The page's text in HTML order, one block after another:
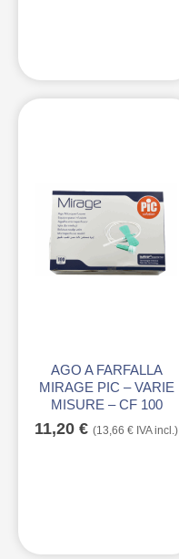
AGO A FARFALLA
MIRAGE PIC – VARIE
MISURE – CF 100
11,20 € (13,66 € IVA incl.)